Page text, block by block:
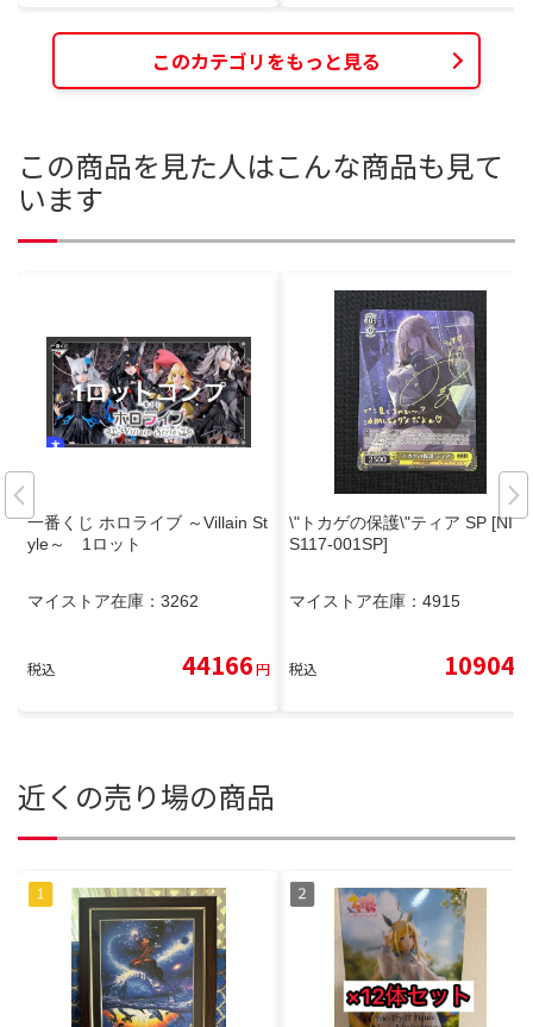
このカテゴリをもっと見る
この商品を見た人はこんな商品も見て
います
一番くじ ホロライブ ～Villain St
yle～ 1ロット
マイストア在庫： 3262
税込 44166円
\"トカゲの保護\"ティア SP [NIK/
S117-001SP]
マイストア在庫： 4915
税込 10904
近くの売り場の商品